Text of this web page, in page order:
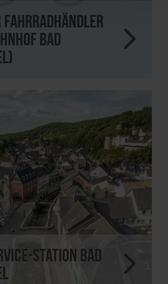
Fahrradhändler
Bad
Station Bad